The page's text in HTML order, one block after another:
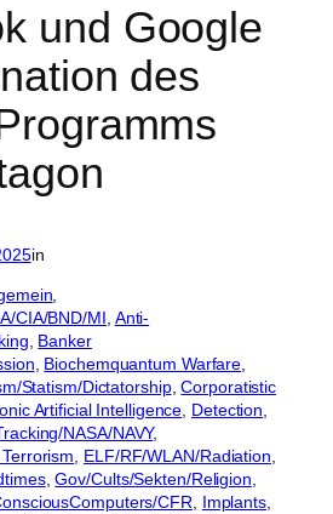
und Google
des
in
CIA/BND/MI Anti-
Banker
Biochemquantum Warfare
Statism/Dictatorship, Corporatistic
Artificial Intelligence Detection
NASA/NAVY
ELF/RF/WLAN/Radiation
, Gov/Cults/Sekten/Religion
CFR Implants